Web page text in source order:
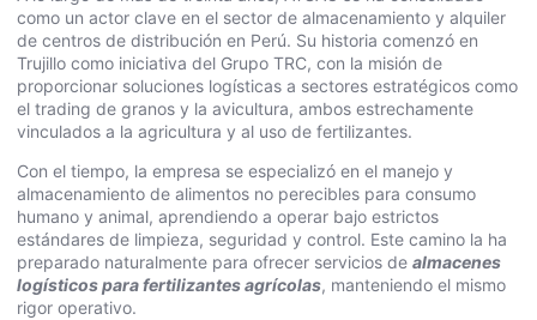
como un actor clave en el sector de almacenamiento y alquiler
de centros de distribución en Perú. Su historia comenzó en
Trujillo como iniciativa del Grupo TRC, con la misión de
proporcionar soluciones logísticas a sectores estratégicos como
el trading de granos y la avicultura, ambos estrechamente
vinculados a la agricultura y al uso de fertilizantes.
Con el tiempo, la empresa se especializó en el manejo y
almacenamiento de alimentos no perecibles para consumo
humano y animal, aprendiendo a operar bajo estrictos
estándares de limpieza, seguridad y control. Este camino la ha
preparado naturalmente para ofrecer servicios de almacenes
logísticos para fertilizantes agrícolas, manteniendo el mismo
rigor operativo.